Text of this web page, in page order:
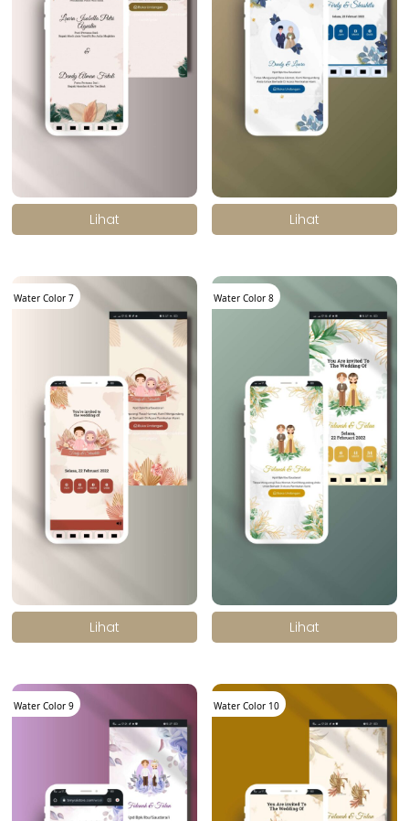
.
Lihat
.
Lihat
.
Lihat
Water Color 7
.
Lihat
Water Color 8
Water Color 9 Water Color 10